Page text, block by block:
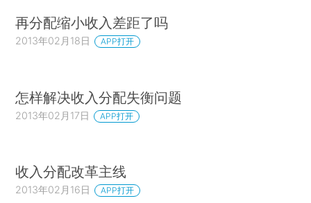
再分配缩小收入差距了吗
2013年02月18日 APP打开
怎样解决收入分配失衡问题
2013年02月17日 APP打开
收入分配改革主线
2013年02月16日 APP打开